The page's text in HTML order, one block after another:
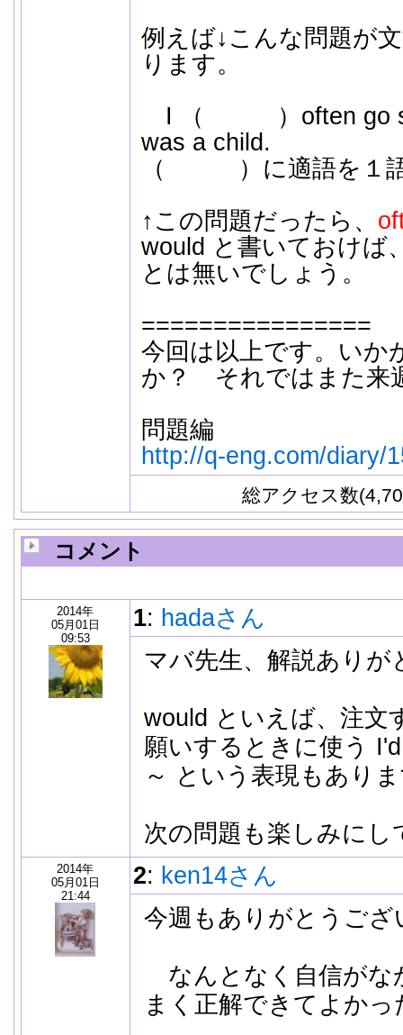
例えば↓こんな問題が
ります。
I （ ）often go
was a child.
（ ）に適語を１語
↑この問題だったら、
would と書いておけば
とは無いでしょう。
================
今回は以上です。いか
か？ それではまた来
問題編
http://q-eng.com/diary/
総アクセス数
コメント
2014年
05月01日
09:53
1: hadaさん
マバ先生、解説ありが
would といえば、注文
願いするときに使う
～ という表現もあり
次の問題も楽しみにし
2014年
05月01日
21:44
2: ken14さん
今週もありがとうござ
なんとなく自信がな
まく正解できてよか